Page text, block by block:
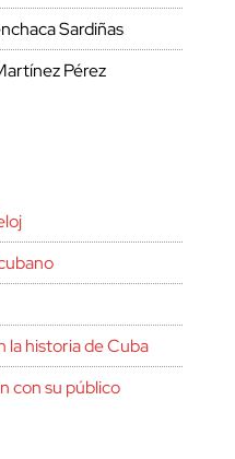
Sardiñas
Pérez
la historia de Cuba
con su público